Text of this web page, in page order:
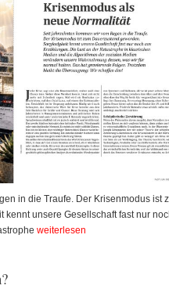
in die Traufe. Der Krisenmodus ist
kennt unsere Gesellschaft fast nur
weiterlesen